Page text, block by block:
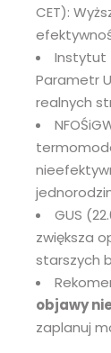
CET):
Instytut
Parametr
realnych
GUS
zwiększa
starszych
objawy
zaplanuj